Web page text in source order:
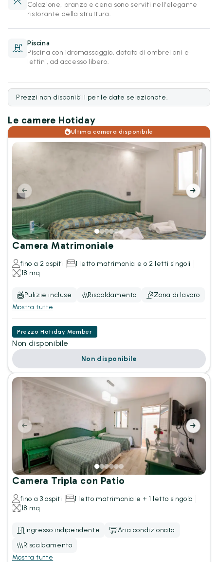
Colazione, pranzo e cena sono serviti nell'elegante
ristorante della struttura.
Piscina
Piscina con idromassaggio, dotata di ombrelloni e
lettini, ad accesso libero.
Prezzi non disponibili per le date selezionate.
Le camere Hotiday
Ultima camera disponibile
Camera Matrimoniale
fino a 2 ospiti
1 letto matrimoniale o 2 letti singoli
18 mq
Pulizie incluse Riscaldamento
Zona di lavoro
Mostra tutte
Prezzo Hotiday Member
Non disponibile
Non disponibile
Camera Tripla con Patio
fino a 3 ospiti
1 letto matrimoniale + 1 letto singolo
18 mq
Ingresso indipendente
Aria condizionata
Riscaldamento
Mostra tutte